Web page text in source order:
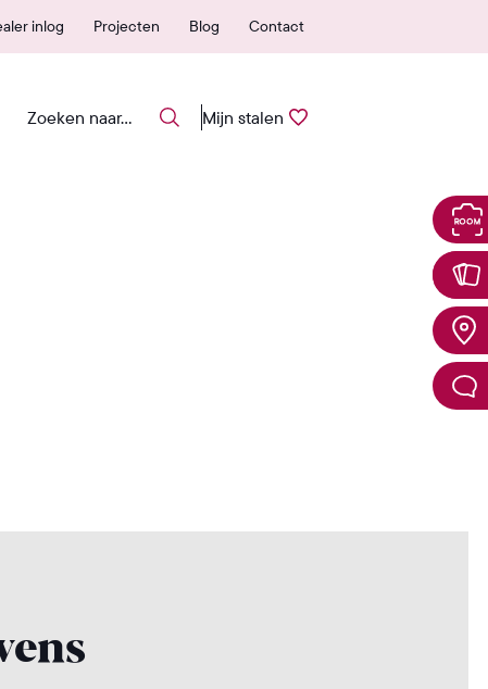
erkende verkooppunten
inlog Projecten Blog Contact
Mijn stalen